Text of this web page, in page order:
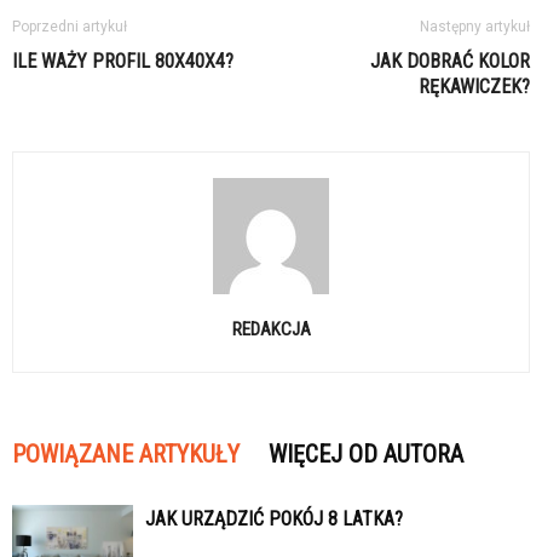
Poprzedni artykuł
ILE WAŻY PROFIL 80X40X4?
Następny artykuł
JAK DOBRAĆ KOLOR
RĘKAWICZEK?
REDAKCJA
POWIĄZANE ARTYKUŁY WIĘCEJ OD AUTORA
JAK URZĄDZIĆ POKÓJ 8 LATKA?